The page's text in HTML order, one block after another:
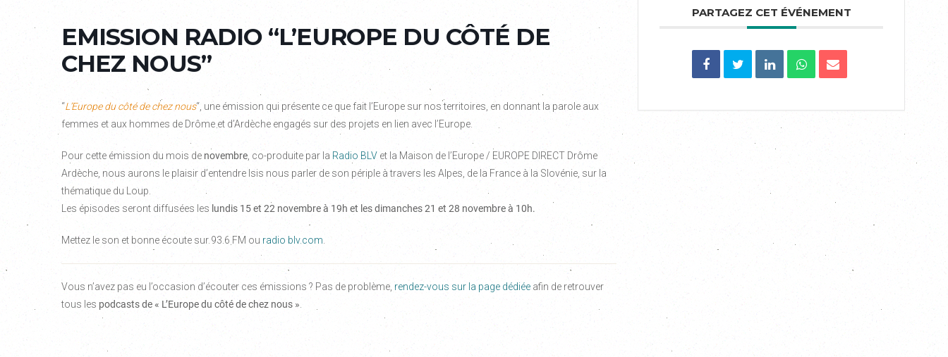
EMISSION RADIO “L’EUROPE DU CÔTÉ DE
CHEZ NOUS”
“L’Europe du côté de chez nous“, une émission qui présente ce que fait l’Europe sur nos territoires, en donnant la parole aux
femmes et aux hommes de Drôme et d’Ardèche engagés sur des projets en lien avec l’Europe.
Pour cette émission du mois de novembre , co-produite par la Radio BLV et la Maison de l’Europe / EUROPE DIRECT Drôme
Ardèche, nous aurons le plaisir d’entendre Isis nous parler de son périple à travers les Alpes, de la France à la Slovénie, sur la
thématique du Loup.
Les épisodes seront diffusées les lundis 15 et 22 novembre à 19h et les dimanches 21 et 28 novembre à 10h.
Mettez le son et bonne écoute sur 93.6 FM ou radio blv.com
Vous n’avez pas eu l’occasion d’écouter ces émissions ? Pas de problème, rendez-vous sur la page dédiée afin de retrouver
tous les podcastsde « L’Europe du côté de chez nous »
PARTAGEZ CET ÉVÉNEMENT